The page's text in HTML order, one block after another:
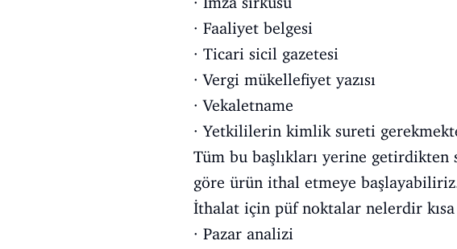
· Faaliyet belgesi
· Ticari sicil gazetesi
· Vergi mükellefiyet yazısı
· Vekaletname
· Yetkililerin kimlik sureti
Tüm bu başlıkları yerine
göre ürün ithal etmeye
İthalat için püf noktalar nelerdir
· Pazar analizi